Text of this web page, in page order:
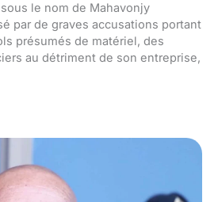
le nom de Mahavonjy
par de graves accusations portant
présumés de matériel, des
au détriment de son entreprise,